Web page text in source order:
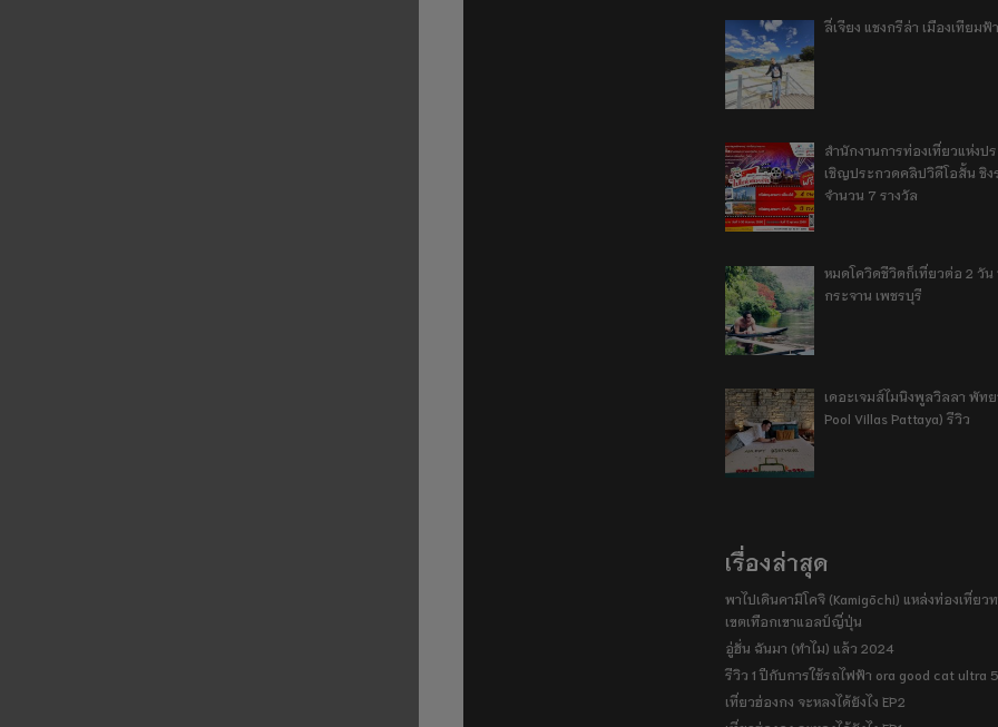
ลี่เจียง แชงกรีล่า เมืองเทียมฟ้
สำนักงานการท่องเที่ยวแห่งป
เชิญประกวดคลิปวิดีโอสั้น ชิง
จำนวน 7 รางวัล
หมดโควิดชีวิตก็เที่ยวต่อ 2 วัน
กระจาน เพชรบุรี
เดอะเจมส์ไมนิงพูลวิลลา พัทย
Pool Villas Pattaya) รีวิว
เรื่องล่าสุด
พาไปเดินคามิโคจิ (Kamigōchi) แหล่งท่องเที่ยว
เขตเทือกเขาแอลป์ญี่ปุ่น
อู่ฮั่น ฉันมา (ทำไม) แล้ว 2024
รีวิว 1 ปีกับการใช้รถไฟฟ้า ora good cat ultra
เที่ยวฮ่องกง จะหลงได้ยังไง EP2